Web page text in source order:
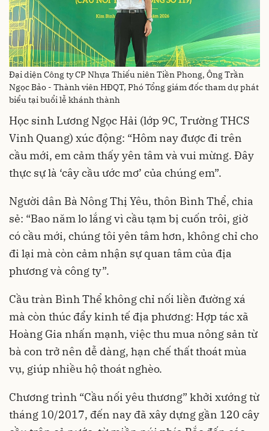
Đại diện Công ty CP Nhựa Thiếu niên Tiền Phong, Ông Trần
Ngọc Bảo - Thành viên HĐQT, Phó Tổng giám đốc tham dự phát
biểu tại buổi lễ khánh thành
Học sinh Lương Ngọc Hải (lớp 9C, Trường THCS
Vinh Quang) xúc động: “Hôm nay được đi trên
cầu mới, em cảm thấy yên tâm và vui mừng. Đây
thực sự là ‘cây cầu ước mơ’ của chúng em”.
Người dân Bà Nông Thị Yêu, thôn Bình Thể, chia
sẻ: “Bao năm lo lắng vì cầu tạm bị cuốn trôi, giờ
có cầu mới, chúng tôi yên tâm hơn, không chỉ cho
đi lại mà còn cảm nhận sự quan tâm của địa
phương và công ty”.
Cầu tràn Bình Thể không chỉ nối liền đường xá
mà còn thúc đẩy kinh tế địa phương: Hợp tác xã
Hoàng Gia nhấn mạnh, việc thu mua nông sản từ
bà con trở nên dễ dàng, hạn chế thất thoát mùa
vụ, giúp nhiều hộ thoát nghèo.
Chương trình “Cầu nối yêu thương” khởi xướng từ
tháng 10/2017, đến nay đã xây dựng gần 120 cây